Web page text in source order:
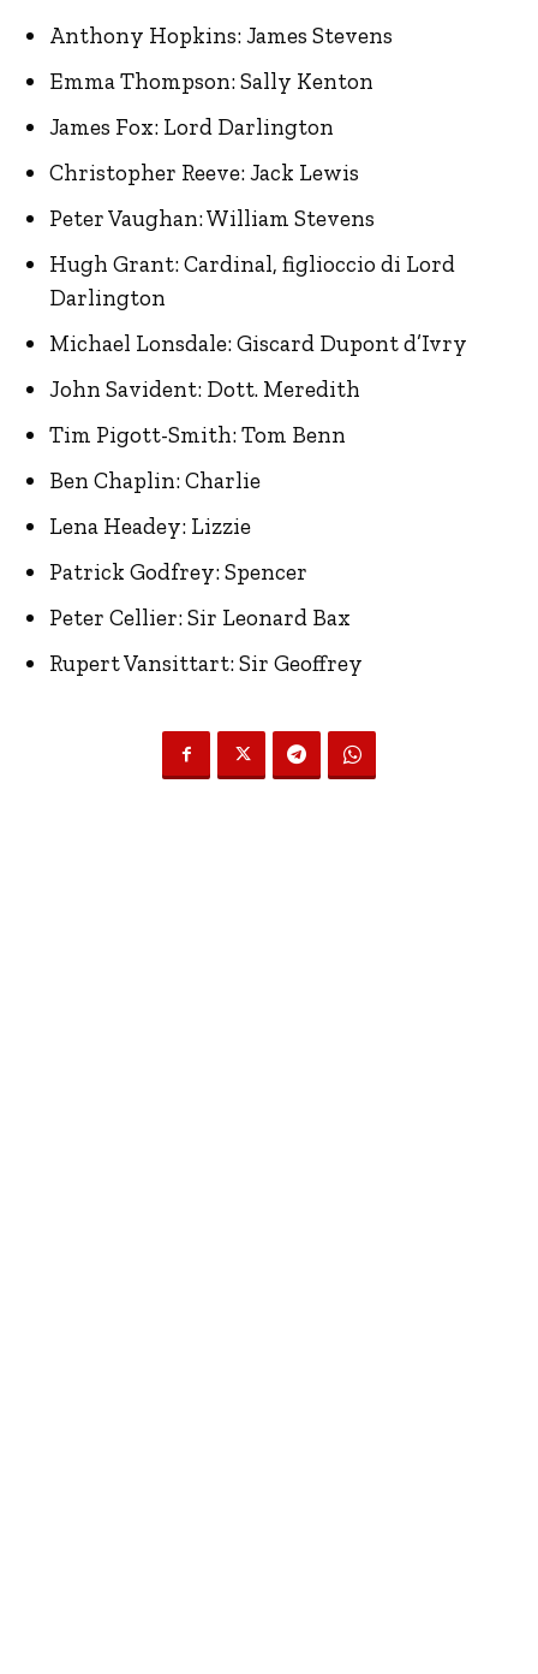
Anthony Hopkins: James Stevens
Emma Thompson: Sally Kenton
James Fox: Lord Darlington
Christopher Reeve: Jack Lewis
Peter Vaughan: William Stevens
Hugh Grant: Cardinal, figlioccio di Lord
Darlington
Michael Lonsdale: Giscard Dupont d’Ivry
John Savident: Dott. Meredith
Tim Pigott-Smith: Tom Benn
Ben Chaplin: Charlie
Lena Headey: Lizzie
Patrick Godfrey: Spencer
Peter Cellier: Sir Leonard Bax
Rupert Vansittart: Sir Geoffrey